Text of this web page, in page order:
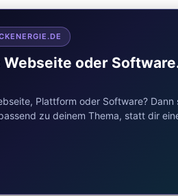
Webseite oder
Plattform oder Software? Dann
zu deinem Thema, statt dir